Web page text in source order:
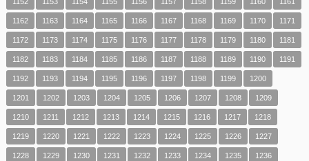
1152 1153 1154 1155 1156 1157 1158 1159 1160 1161
1162 1163 1164 1165 1166 1167 1168 1169 1170 1171
1172 1173 1174 1175 1176 1177 1178 1179 1180 1181
1182 1183 1184 1185 1186 1187 1188 1189 1190 1191
1192 1193 1194 1195 1196 1197 1198 1199 1200
1201 1202 1203 1204 1205 1206 1207 1208 1209
1210 1211 1212 1213 1214 1215 1216 1217 1218
1219 1220 1221 1222 1223 1224 1225 1226 1227
1228 1229 1230 1231 1232 1233 1234 1235 1236